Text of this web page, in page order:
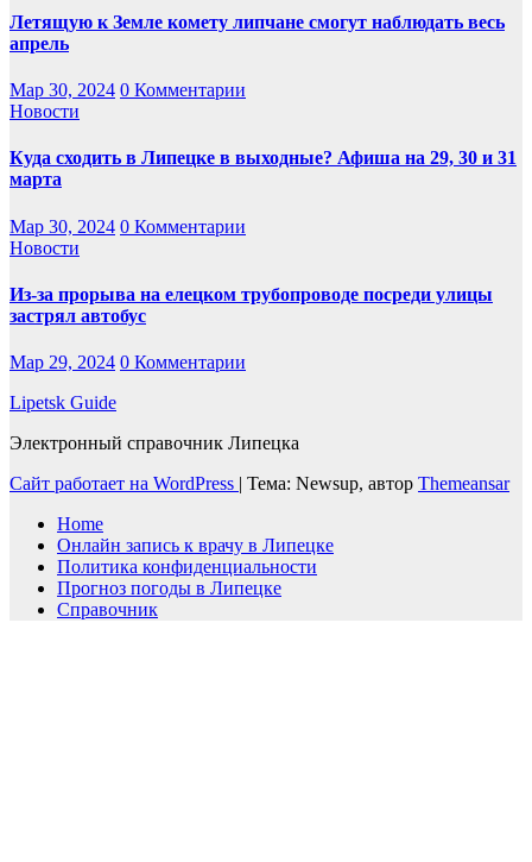
Летящую к Земле комету липчане смогут наблюдать весь
апрель
Мар 30, 2024 0 Комментарии
Новости
Куда сходить в Липецке в выходные? Афиша на 29, 30 и 31
марта
Мар 30, 2024 0 Комментарии
Новости
Из-за прорыва на елецком трубопроводе посреди улицы
застрял автобус
Мар 29, 2024 0 Комментарии
Lipetsk Guide
Электронный справочник Липецка
Сайт работает на WordPress | Тема: Newsup, автор Themeansar
Home
Онлайн запись к врачу в Липецке
Политика конфиденциальности
Прогноз погоды в Липецке
Справочник